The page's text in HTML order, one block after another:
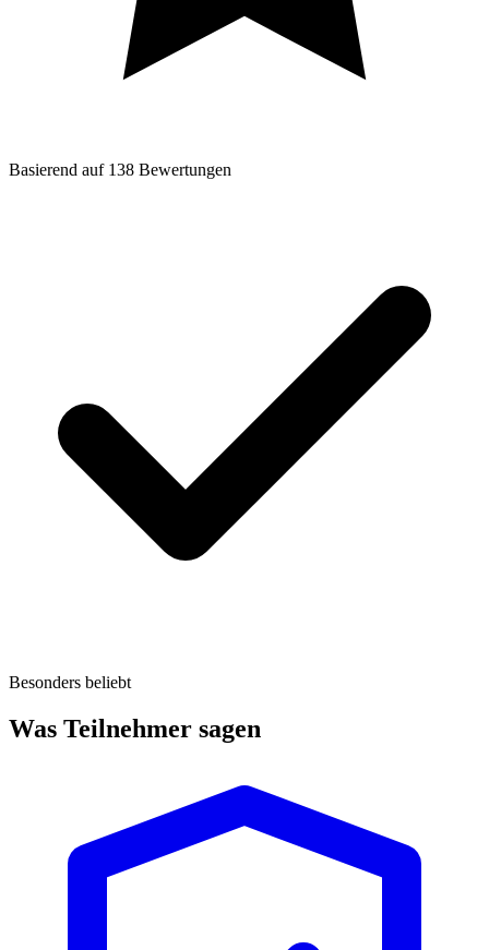
Basierend auf 138 Bewertungen
Besonders beliebt
Was Teilnehmer sagen